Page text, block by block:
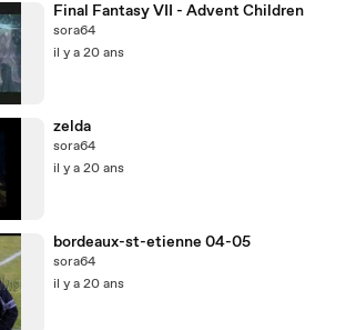
Final Fantasy VII - Advent Children
sora64
il y a 20 ans
zelda
sora64
il y a 20 ans
bordeaux-st-etienne 04-05
sora64
il y a 20 ans